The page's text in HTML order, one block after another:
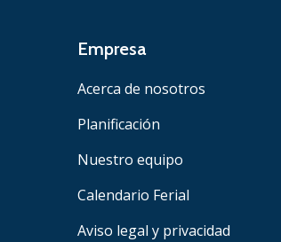
Empresa
Acerca de nosotros
Planificación
Nuestro equipo
Calendario Ferial
Aviso legal y privacidad